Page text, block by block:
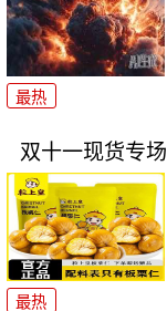
最热
双十一现货专
最热